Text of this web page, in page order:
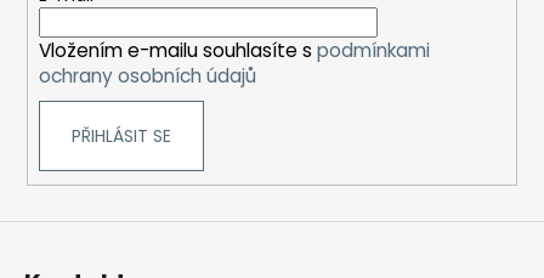
Vložením e-mailu souhlasíte s podmínkami
ochrany osobních údajů
PŘIHLÁSIT SE